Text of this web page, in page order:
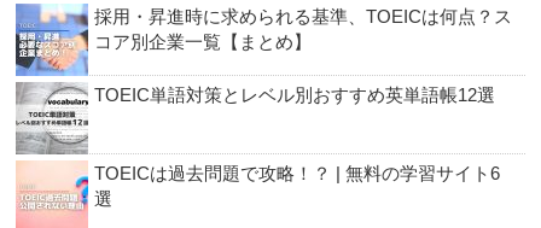
採用・昇進時に求められる基準、TOEICは何点？ス
コア別企業一覧【まとめ】
TOEIC単語対策とレベル別おすすめ英単語帳12選
TOEICは過去問題で攻略！？ | 無料の学習サイト6
選